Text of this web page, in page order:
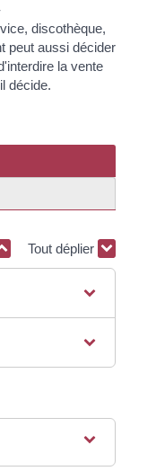
discothèque,
peut aussi décider
la vente
décide.
Tout déplier